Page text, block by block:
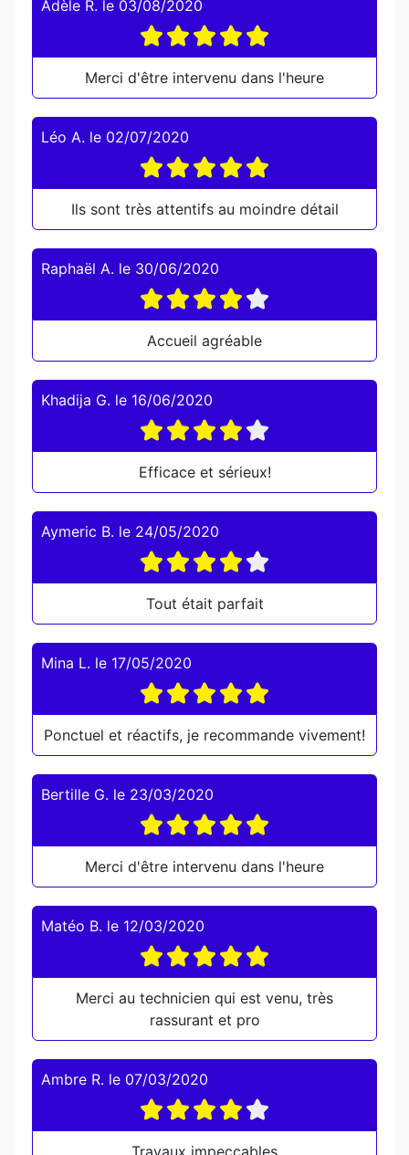
Adèle R. le 03/08/2020
Merci d'être intervenu dans l'heure
Léo A. le 02/07/2020
Ils sont très attentifs au moindre détail
Raphaël A. le 30/06/2020
Accueil agréable
Khadija G. le 16/06/2020
Efficace et sérieux!
Aymeric B. le 24/05/2020
Tout était parfait
Mina L. le 17/05/2020
Ponctuel et réactifs, je recommande vivement!
Bertille G. le 23/03/2020
Merci d'être intervenu dans l'heure
Matéo B. le 12/03/2020
Merci au technicien qui est venu, très
rassurant et pro
Ambre R. le 07/03/2020
Travaux impeccables